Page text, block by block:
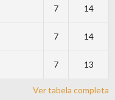
7 14
7 14
7 13
Ver tabela completa